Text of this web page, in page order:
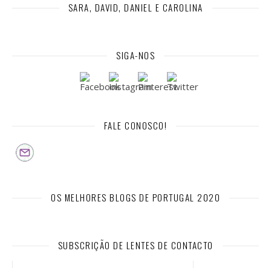
SARA, DAVID, DANIEL E CAROLINA
SIGA-NOS
FALE CONOSCO!
OS MELHORES BLOGS DE PORTUGAL 2020
SUBSCRIÇÃO DE LENTES DE CONTACTO